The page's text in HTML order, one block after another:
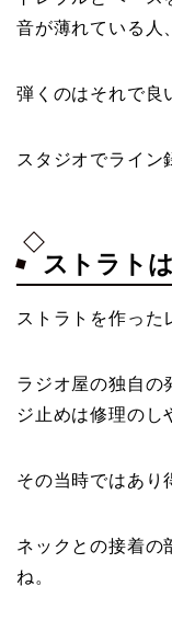
音が薄れている人
弾くのはそれで良
スタジオでライン
ストラト
ストラトを作った
ラジオ屋の独自の
ジ止めは修理のし
その当時ではあり
ネックとの接着の
ね。